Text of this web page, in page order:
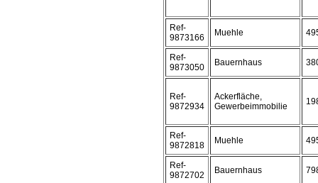
Ref-
9873166
Muehle
Ref-
9873050
Bauernhaus
Ref-
9872934
Ackerfläche,
Gewerbeimmobilie
Ref-
9872818
Muehle
Ref-
9872702
Bauernhaus